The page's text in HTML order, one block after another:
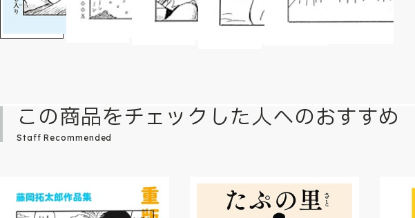
この商品をチェックした人へのおすすめ
Staff Recommended